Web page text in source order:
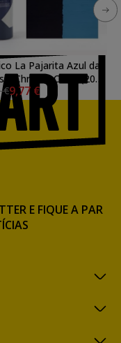
La Pajarita Azul da
Chroma Color (200
ml.)
€9,77 €
E FIQUE A PAR